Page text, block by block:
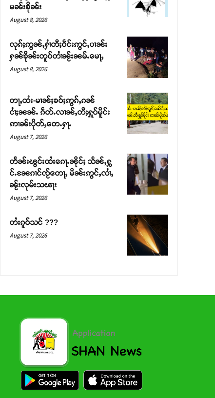
မၼ်းၶိုၼ်း
August 8, 2026
လုၵ်ႈဢွၼ်ႇႁၢႆတီႈဝဵင်းဢွင်ႇပၢၼ်း
ႁၼ်ၶိုၼ်းတူဝ်တၢႆၼႂ်းၼမ်ႉမေႃႇ
August 8, 2026
တႃႇထႆး-မၢၼ်ႈၶဝ်ႈဢွၵ်ႇၵၼ်
ငၢႆႈၼၼ်ႉ ၵဵတ်ႉလၢၼ်ႇတီႈႁူဝ်မိူင်း
ဢၢၼ်းပိုတ်ႇတေႉႁႃႉ
August 7, 2026
တႅၼ်းၽွင်းထႆးၵေႃႉၼိုင်ႈ သႅၼ်ႇႁွ
င်ႉၼႄၵၢင်ၸႂ်တေႃႇ မိၼ်းဢွင်ႇလၢႆႇ
ၼႂ်းလုမ်းသၽႃး
August 7, 2026
တႆးၵူဝ်သင် ???
August 7, 2026